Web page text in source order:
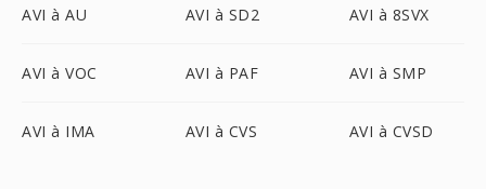
AVI à AU AVI à SD2 AVI à 8SVX
AVI à VOC AVI à PAF AVI à SMP
AVI à IMA AVI à CVS AVI à CVSD